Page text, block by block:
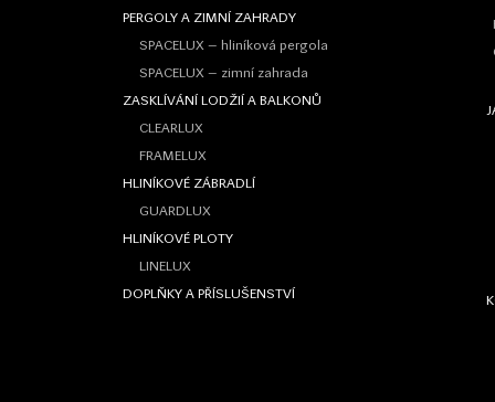
PERGOLY A ZIMNÍ ZAHRADY
SPACELUX – hliníková pergola
SPACELUX – zimní zahrada
ZASKLÍVÁNÍ LODŽIÍ A BALKONŮ
CLEARLUX
FRAMELUX
HLINÍKOVÉ ZÁBRADLÍ
GUARDLUX
HLINÍKOVÉ PLOTY
LINELUX
DOPLŇKY A PŘÍSLUŠENSTVÍ